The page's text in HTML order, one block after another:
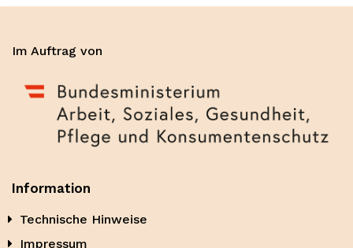
Im Auftrag von
Information
Technische Hinweise
Impressum